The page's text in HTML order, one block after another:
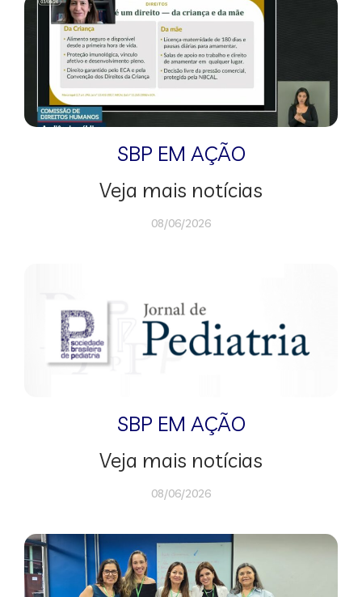
SBP EM AÇÃO
Veja mais notícias
08/06/2026
SBP EM AÇÃO
Veja mais notícias
08/06/2026